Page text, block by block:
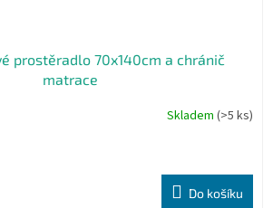
prostěradlo 70x140cm a chránič
matrace
Skladem (>5 ks)
Do košíku